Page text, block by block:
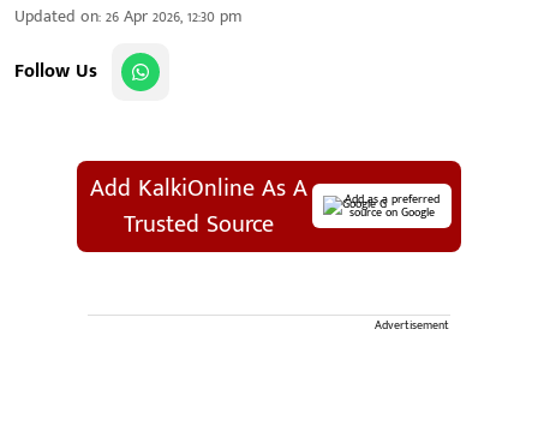
Updated on:26 Apr 2026, 12:30 pm
Follow Us
Add KalkiOnline As A
Trusted Source
Add as a preferred
source on Google
Advertisement